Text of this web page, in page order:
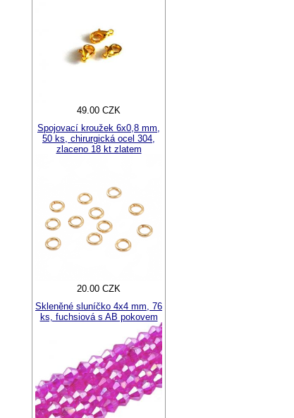
49.00 CZK
Spojovací kroužek 6x0,8 mm,
50 ks, chirurgická ocel 304,
zlaceno 18 kt zlatem
20.00 CZK
Skleněné sluníčko 4x4 mm, 76
ks, fuchsiová s AB pokovem